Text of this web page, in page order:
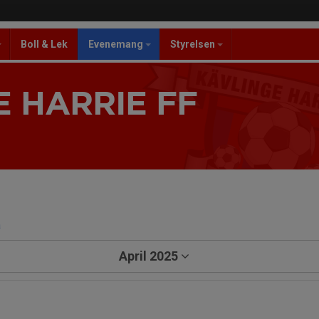
Boll & Lek Evenemang Styrelsen
HARRIE FF
April 2025